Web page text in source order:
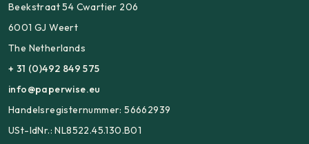
Beekstraat 54 Cwartier 206
6001 GJ Weert
The Netherlands
+ 31 (0)492 849 575
info@paperwise.eu
Handelsregisternummer: 56662939
USt-IdNr.: NL8522.45.130.B01